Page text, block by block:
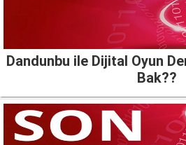
Dandunbu ile Dijital Oyun
Bak??